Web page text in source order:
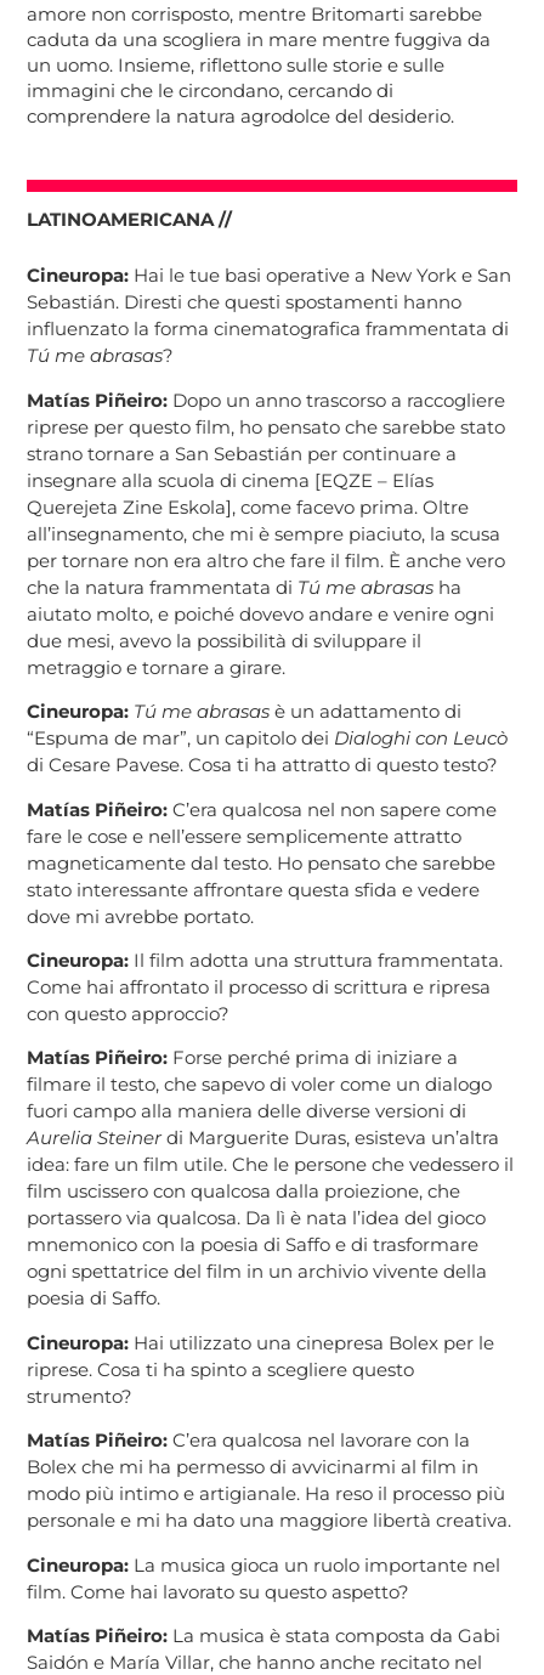
amore non corrisposto, mentre Britomarti sarebbe
caduta da una scogliera in mare mentre fuggiva da
un uomo. Insieme, riflettono sulle storie e sulle
immagini che le circondano, cercando di
comprendere la natura agrodolce del desiderio.
LATINOAMERICANA //
Cineuropa: Hai le tue basi operative a New York e San
Sebastián. Diresti che questi spostamenti hanno
influenzato la forma cinematografica frammentata di
Tú me abrasas?
Matías Piñeiro: Dopo un anno trascorso a raccogliere
riprese per questo film, ho pensato che sarebbe stato
strano tornare a San Sebastián per continuare a
insegnare alla scuola di cinema [EQZE – Elías
Querejeta Zine Eskola], come facevo prima. Oltre
all’insegnamento, che mi è sempre piaciuto, la scusa
per tornare non era altro che fare il film. È anche vero
che la natura frammentata di Tú me abrasas ha
aiutato molto, e poiché dovevo andare e venire ogni
due mesi, avevo la possibilità di sviluppare il
metraggio e tornare a girare.
Cineuropa: Tú me abrasas è un adattamento di
“Espuma de mar”, un capitolo dei Dialoghi con Leucò
di Cesare Pavese. Cosa ti ha attratto di questo testo?
Matías Piñeiro: C’era qualcosa nel non sapere come
fare le cose e nell’essere semplicemente attratto
magneticamente dal testo. Ho pensato che sarebbe
stato interessante affrontare questa sfida e vedere
dove mi avrebbe portato.
Cineuropa: Il film adotta una struttura frammentata.
Come hai affrontato il processo di scrittura e ripresa
con questo approccio?
Matías Piñeiro: Forse perché prima di iniziare a
filmare il testo, che sapevo di voler come un dialogo
fuori campo alla maniera delle diverse versioni di
Aurelia Steinerdi Marguerite Duras, esisteva un’altra
idea: fare un film utile. Che le persone che vedessero il
film uscissero con qualcosa dalla proiezione, che
portassero via qualcosa. Da lì è nata l’idea del gioco
mnemonico con la poesia di Saffo e di trasformare
ogni spettatrice del film in un archivio vivente della
poesia di Saffo.
Cineuropa: Hai utilizzato una cinepresa Bolex per le
riprese. Cosa ti ha spinto a scegliere questo
strumento?
Matías Piñeiro: C’era qualcosa nel lavorare con la
Bolex che mi ha permesso di avvicinarmi al film in
modo più intimo e artigianale. Ha reso il processo più
personale e mi ha dato una maggiore libertà creativa.
Cineuropa: La musica gioca un ruolo importante nel
film. Come hai lavorato su questo aspetto?
Matías Piñeiro: La musica è stata composta da Gabi
Saidón e María Villar, che hanno anche recitato nel